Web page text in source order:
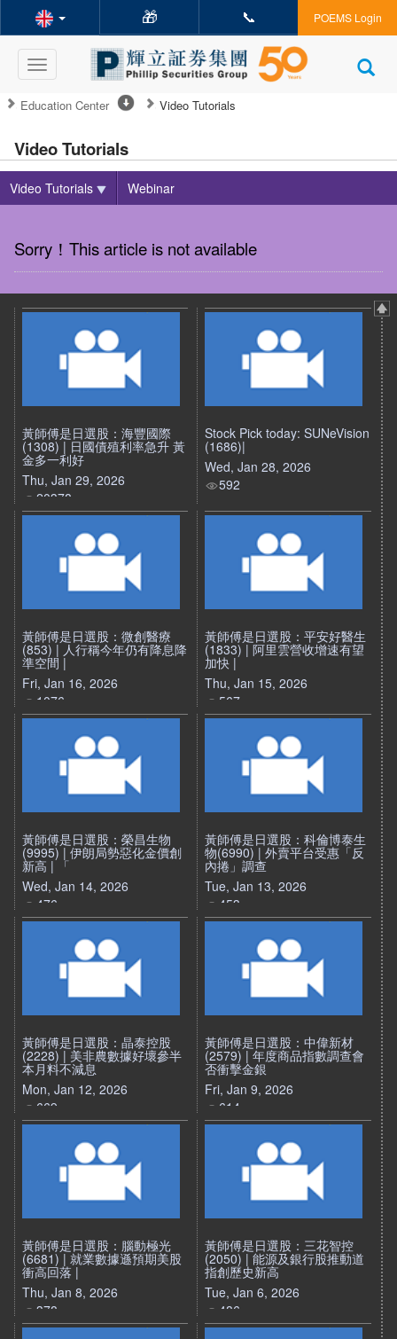
🎁 📞 POEMS Login
Toggle
navigation
Education Center Video Tutorials
Video Tutorials
Video Tutorials Webinar
Sorry！This article is not available
黃師傅是日選股：海豐國際
(1308) | 日國債殖利率急升 黃
金多一利好
Thu, Jan 29, 2026
20378
Stock Pick today: SUNeVision
(1686)|
Wed, Jan 28, 2026
592
黃師傅是日選股：微創醫療
(853) | 人行稱今年仍有降息降
準空間 |
Fri, Jan 16, 2026
1076
黃師傅是日選股：平安好醫生
(1833) | 阿里雲營收增速有望
加快 |
Thu, Jan 15, 2026
567
黃師傅是日選股：榮昌生物
(9995) | 伊朗局勢惡化金價創
新高 | 「
Wed, Jan 14, 2026
476
黃師傅是日選股：科倫博泰生
物(6990) | 外賣平台受惠「反
內捲」調查
Tue, Jan 13, 2026
453
黃師傅是日選股：晶泰控股
(2228) | 美非農數據好壞參半
本月料不減息
Mon, Jan 12, 2026
669
黃師傅是日選股：中偉新材
(2579) | 年度商品指數調查會
否衝擊金銀
Fri, Jan 9, 2026
614
黃師傅是日選股：腦動極光
(6681) | 就業數據遜預期美股
衝高回落 |
Thu, Jan 8, 2026
378
黃師傅是日選股：三花智控
(2050) | 能源及銀行股推動道
指創歷史新高
Tue, Jan 6, 2026
486